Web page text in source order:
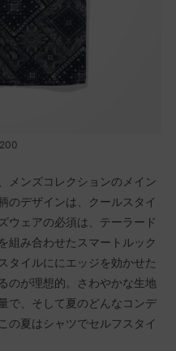
メンズコレクションのメイン
のデザインは、クールスタイ
ウェアの必須は、テーラード
組み合わせたスマートルック
タイルににエッジを効かせた
のが理想的。さわやかな生地
で、そして夏のどんなコンデ
の夏はシャツでセルフスタイ